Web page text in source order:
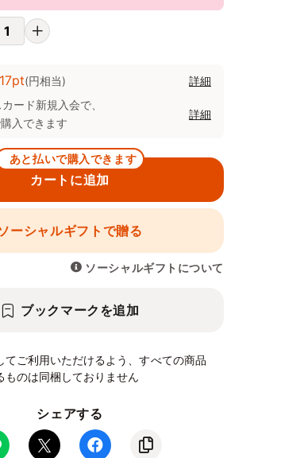
17pt(円相当)
詳細
ード新規入会で、
入できます
詳細
カートに追加
あと払いで購入できます
ーシャルギフトで贈る
ソーシャルギフトについて
ブックマークを追加
てご利用いただけるよう、すべての商品
ものは同梱しておりません
シェアする